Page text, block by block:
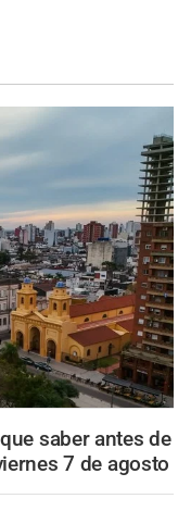
saber antes de
7 de agosto